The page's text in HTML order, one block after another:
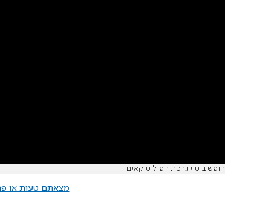
חופש ביטוי גרסת הפוליטיקאים
מצאתם טעות או